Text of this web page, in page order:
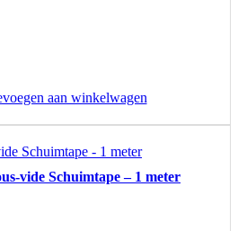
aan winkelwagen
vide Schuimtape – 1 meter